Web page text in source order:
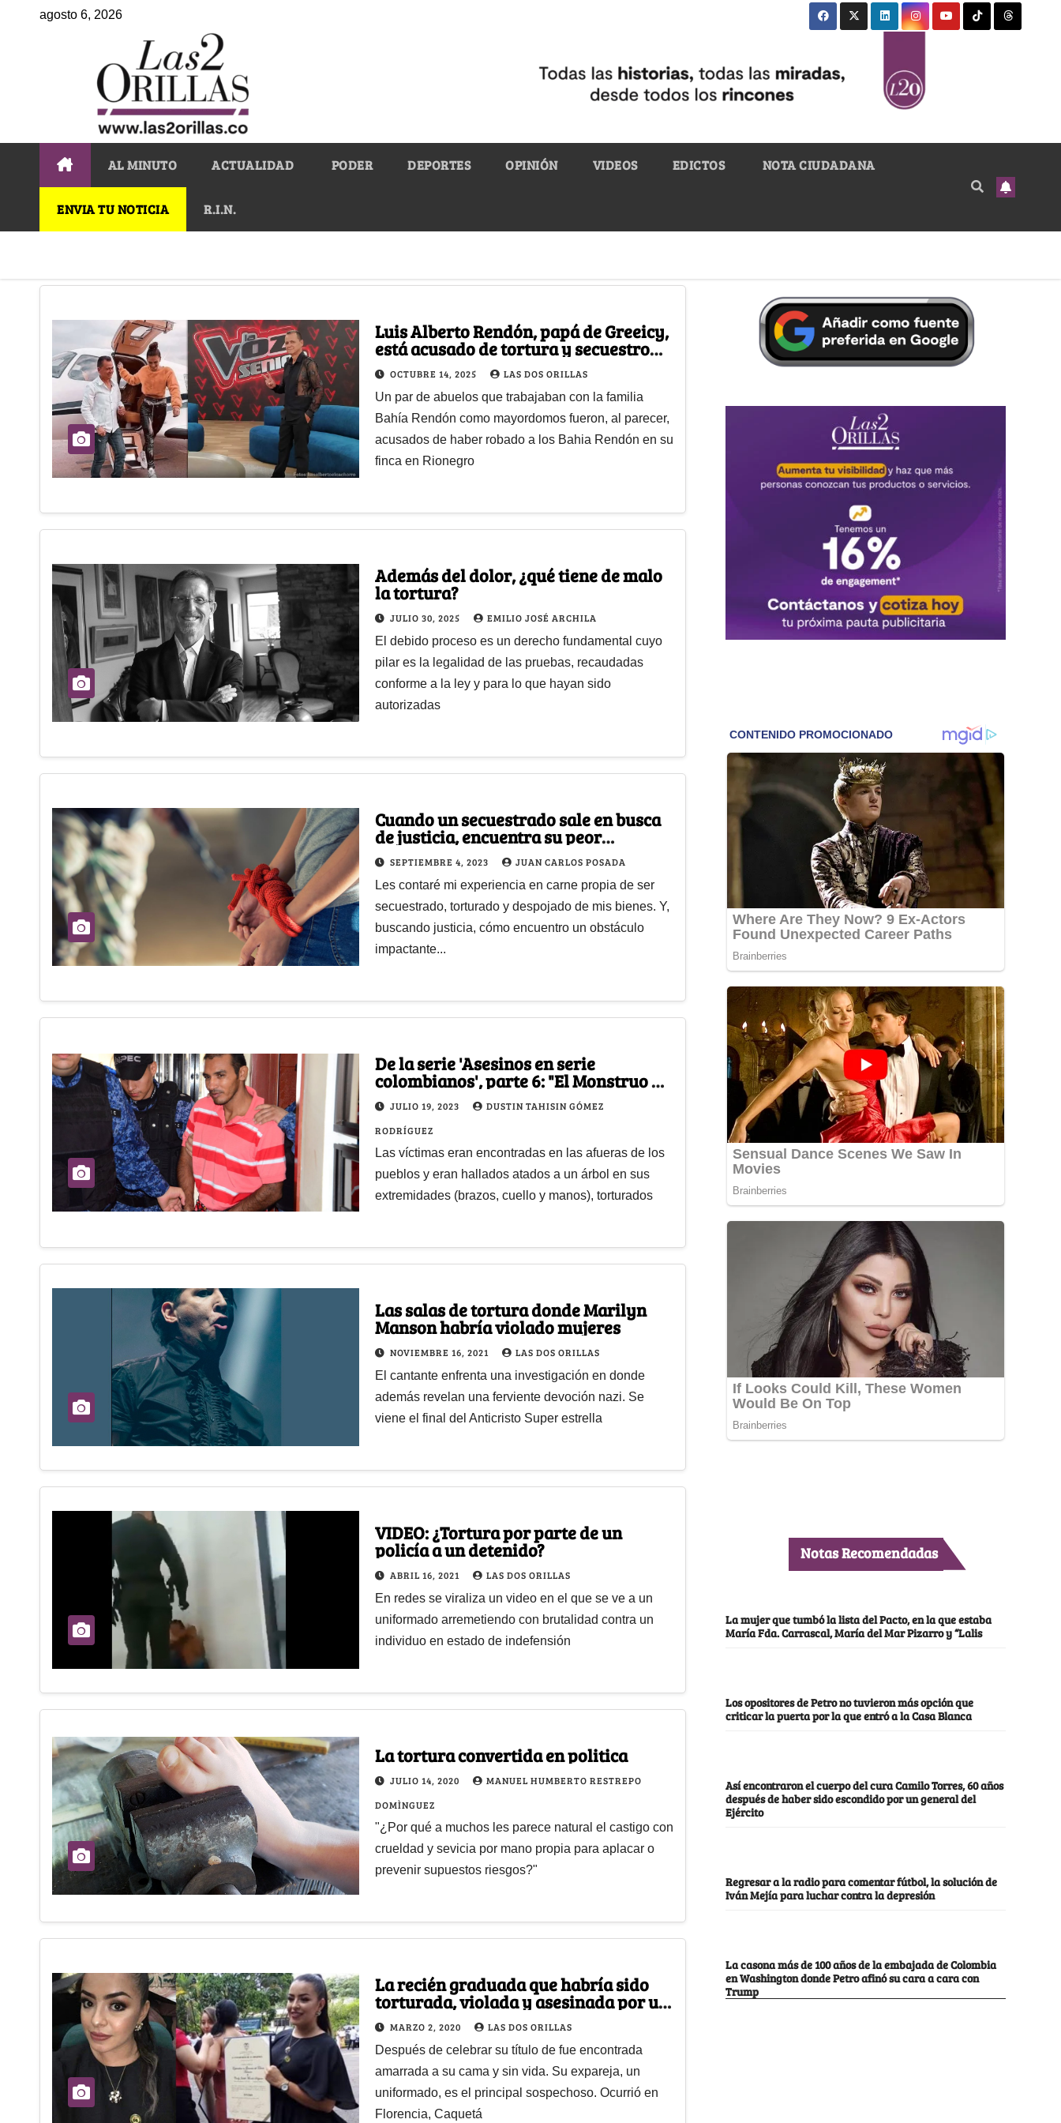
agosto 6, 2026
AL MINUTO ACTUALIDAD PODER DEPORTES OPINIÓN VIDEOS EDICTOS NOTA CIUDADANA
ENVIA TU NOTICIA R.I.N.
Luis Alberto Rendón, papá de Greeicy,
está acusado de tortura y secuestro
por un robo de 1.700 millones
OCTUBRE 14, 2025 LAS DOS ORILLAS
Un par de abuelos que trabajaban con la familia
Bahía Rendón como mayordomos fueron, al parecer,
acusados de haber robado a los Bahia Rendón en su
finca en Rionegro
Además del dolor, ¿qué tiene de malo
la tortura?
JULIO 30, 2025 EMILIO JOSÉ ARCHILA
El debido proceso es un derecho fundamental cuyo
pilar es la legalidad de las pruebas, recaudadas
conforme a la ley y para lo que hayan sido
autorizadas
Cuando un secuestrado sale en busca
de justicia, encuentra su peor
obstáculo: el sistema legal colombiano
SEPTIEMBRE 4, 2023 JUAN CARLOS POSADA
Les contaré mi experiencia en carne propia de ser
secuestrado, torturado y despojado de mis bienes. Y,
buscando justicia, cómo encuentro un obstáculo
impactante...
De la serie 'Asesinos en serie
colombianos', parte 6: "El Monstruo de
Tenerife"
JULIO 19, 2023
DUSTIN TAHISIN GÓMEZ
RODRÍGUEZ
Las víctimas eran encontradas en las afueras de los
pueblos y eran hallados atados a un árbol en sus
extremidades (brazos, cuello y manos), torturados
Las salas de tortura donde Marilyn
Manson habría violado mujeres
NOVIEMBRE 16, 2021 LAS DOS ORILLAS
El cantante enfrenta una investigación en donde
además revelan una ferviente devoción nazi. Se
viene el final del Anticristo Super estrella
VIDEO: ¿Tortura por parte de un
policía a un detenido?
ABRIL 16, 2021 LAS DOS ORILLAS
En redes se viraliza un video en el que se ve a un
uniformado arremetiendo con brutalidad contra un
individuo en estado de indefensión
La tortura convertida en politica
JULIO 14, 2020
MANUEL HUMBERTO RESTREPO
DOMÌNGUEZ
"¿Por qué a muchos les parece natural el castigo con
crueldad y sevicia por mano propia para aplacar o
prevenir supuestos riesgos?"
La recién graduada que habría sido
torturada, violada y asesinada por un
policía
MARZO 2, 2020 LAS DOS ORILLAS
Después de celebrar su título de fue encontrada
amarrada a su cama y sin vida. Su expareja, un
uniformado, es el principal sospechoso. Ocurrió en
Florencia, Caquetá
Notas Recomendadas
La mujer que tumbó la lista del Pacto, en la que estaba
María Fda. Carrascal, María del Mar Pizarro y “Lalis
Los opositores de Petro no tuvieron más opción que
criticar la puerta por la que entró a la Casa Blanca
Así encontraron el cuerpo del cura Camilo Torres, 60 años
después de haber sido escondido por un general del
Ejército
Regresar a la radio para comentar fútbol, la solución de
Iván Mejía para luchar contra la depresión
La casona más de 100 años de la embajada de Colombia
en Washington donde Petro afinó su cara a cara con
Trump